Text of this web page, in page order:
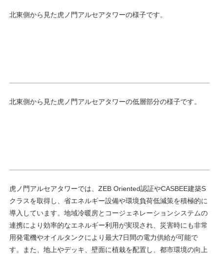
北東側から見た虎ノ門アルセアタワーの様子です。
北東側から見た虎ノ門アルセアタワーの低層部分の様子です。
虎ノ門アルセアタワーでは、ZEB Oriented認証やCASBEE建築S
クラスを取得し、省エネルギー設備や環境負荷低減策を積極的に
導入しています。地域冷暖房とコージェネレーションシステムの
連携により効率的なエネルギー利用が実現され、災害時にも非常
用発電機やオイルタンクにより最大7日間の電力供給が可能で
す。また、地上やデッキ、壁面に植栽を配置し、都市環境の向上